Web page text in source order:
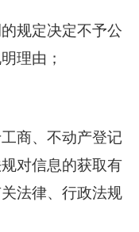
规定决定不予公
理由；
商、不动产登记
对信息的获取有
法律、行政法规